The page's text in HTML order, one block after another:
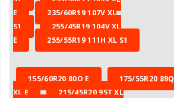
E
235/60R19 107V XL
S1
255/45R19 104V XL
E
255/55R19 111H XL S1
155/60R20 80Q E
175/55R20 89Q
XL E
215/45R20 95T XL